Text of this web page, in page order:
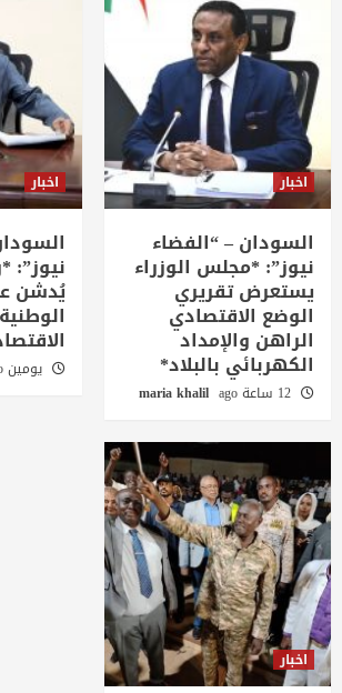
اخبار
السودان – “الفضاء
نيوز”: *مجلس الوزراء
يستعرض تقريري
الوضع الاقتصادي
الراهن والإمداد
الكهربائي بالبلاد*
12 ساعة ago maria khalil
اخبار
نيوز”:
يُدشن
يومين ago
اخبار